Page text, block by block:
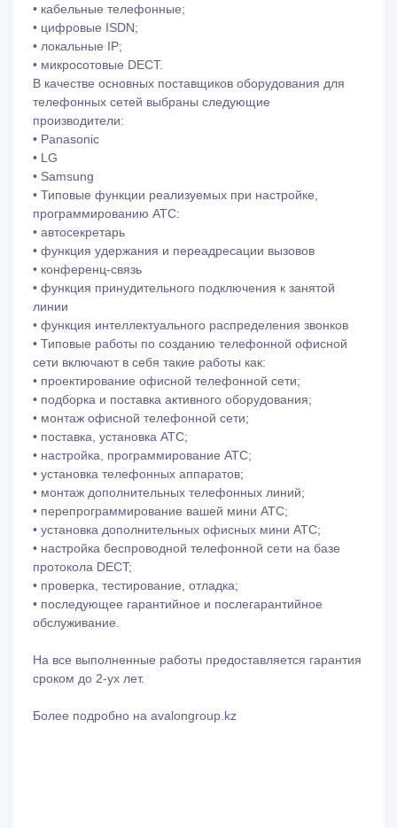
• кабельные телефонные;
• цифровые ISDN;
• локальные IP;
• микросотовые DECT.
В качестве основных поставщиков оборудования для
телефонных сетей выбраны следующие
производители:
• Panasonic
• LG
• Samsung
• Типовые функции реализуемых при настройке,
программированию АТС:
• автосекретарь
• функция удержания и переадресации вызовов
• конференц-связь
• функция принудительного подключения к занятой
линии
• функция интеллектуального распределения звонков
• Типовые работы по созданию телефонной офисной
сети включают в себя такие работы как:
• проектирование офисной телефонной сети;
• подборка и поставка активного оборудования;
• монтаж офисной телефонной сети;
• поставка, установка АТС;
• настройка, программирование АТС;
• установка телефонных аппаратов;
• монтаж дополнительных телефонных линий;
• перепрограммирование вашей мини АТС;
• установка дополнительных офисных мини АТС;
• настройка беспроводной телефонной сети на базе
протокола DECT;
• проверка, тестирование, отладка;
• последующее гарантийное и послегарантийное
обслуживание.
На все выполненные работы предоставляется гарантия
сроком до 2-ух лет.
Более подробно на avalongroup.kz